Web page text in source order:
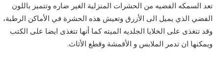
تعد السمكه الفضيه من الحشرات المنزلية الغير ضاره وتتميز باللون
الفضي الذي يميل الى الأزرق وتعيش هذه الحشرة في الأماكن الرطبة،
وقد تتغذى على الخلايا الجلديه الميته كما أنها تتغذى ايضا على الكتب
ويمكنها ان تدمر الملابس و الأقمشة وقطع الأثاث.